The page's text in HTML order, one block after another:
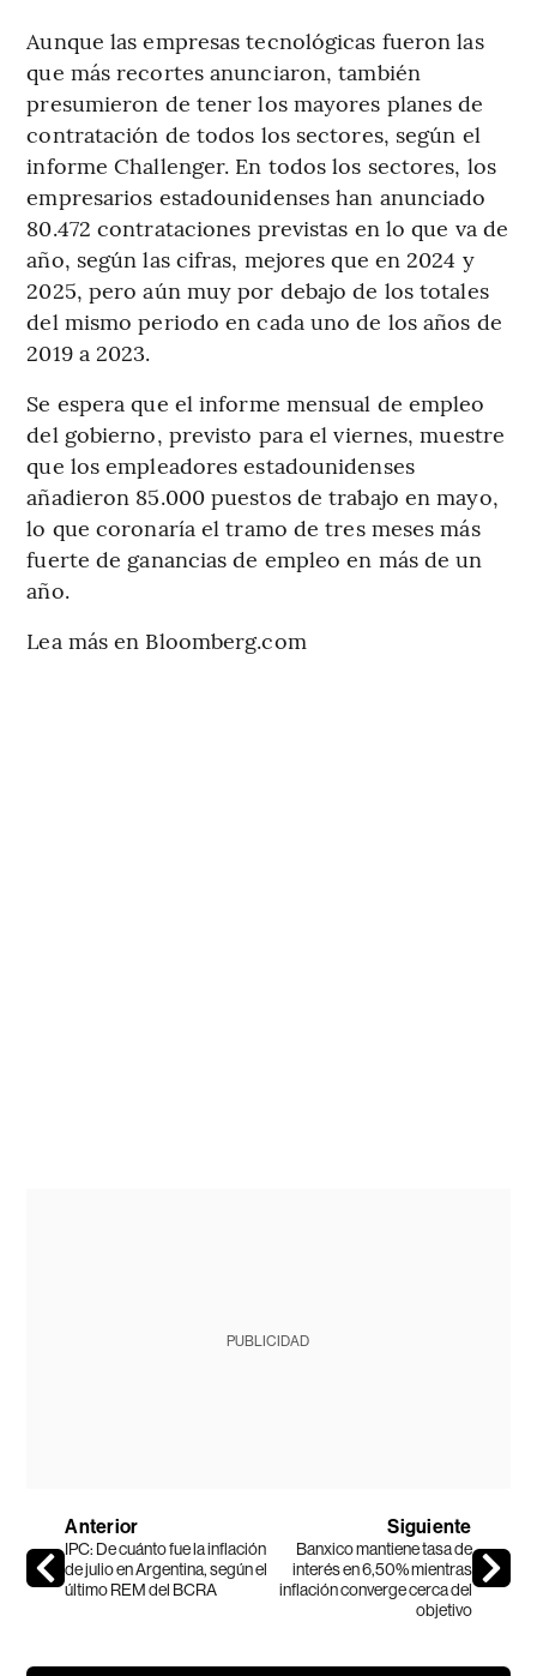
Aunque las empresas tecnológicas fueron las
que más recortes anunciaron, también
presumieron de tener los mayores planes de
contratación de todos los sectores, según el
informe Challenger. En todos los sectores, los
empresarios estadounidenses han anunciado
80.472 contrataciones previstas en lo que va de
año, según las cifras, mejores que en 2024 y
2025, pero aún muy por debajo de los totales
del mismo periodo en cada uno de los años de
2019 a 2023.
Se espera que el informe mensual de empleo
del gobierno, previsto para el viernes, muestre
que los empleadores estadounidenses
añadieron 85.000 puestos de trabajo en mayo,
lo que coronaría el tramo de tres meses más
fuerte de ganancias de empleo en más de un
año.
Lea más en Bloomberg.com
PUBLICIDAD
Anterior
IPC: De cuánto fue la inflación
de julio en Argentina, según el
último REM del BCRA
Siguiente
Banxico mantiene tasa de
interés en 6,50% mientras
inflación converge cerca del
objetivo